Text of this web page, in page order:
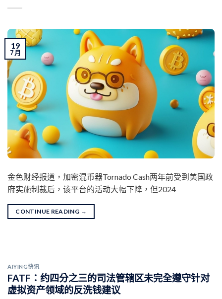
19
7 月
金色财经报道，加密混币器Tornado Cash两年前受到美国政
府实施制裁后，该平台的活动大幅下降，但2024
CONTINUE READING →
AIYING快讯
FATF：约四分之三的司法管辖区未完全遵守针对
虚拟资产领域的反洗钱建议